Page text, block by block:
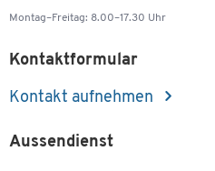
Montag–Freitag: 8.00–17.30 Uhr
Kontaktformular
Kontakt aufnehmen
Aussendienst